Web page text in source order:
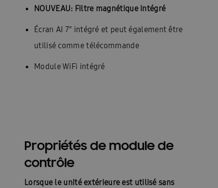
NOUVEAU: Filtre magnétique intégré
Écran AI 7″ intégré et peut également être
utilisé comme télécommande
Module WiFi intégré
Propriétés de module de
contrôle
Lorsque le unité extérieure est utilisé sans